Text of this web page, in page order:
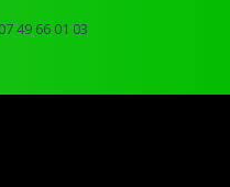
49 66 01 03